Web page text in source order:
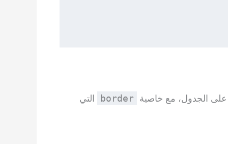
الجدول، مع خاصية border
التي